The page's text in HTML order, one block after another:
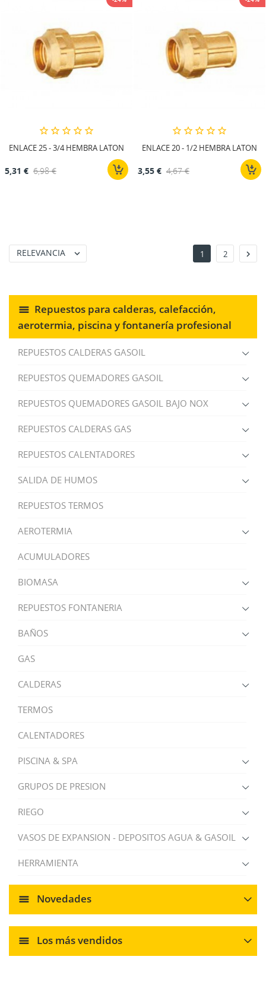
Repuestos para calderas, calefacción,
aerotermia, piscina y fontanería profesional
REPUESTOS CALDERAS GASOIL
REPUESTOS QUEMADORES GASOIL
REPUESTOS QUEMADORES GASOIL BAJO NOX
REPUESTOS CALDERAS GAS
REPUESTOS CALENTADORES
SALIDA DE HUMOS
REPUESTOS TERMOS
AEROTERMIA
ACUMULADORES
BIOMASA
REPUESTOS FONTANERIA
BAÑOS
GAS
CALDERAS
TERMOS
CALENTADORES
PISCINA & SPA
GRUPOS DE PRESION
RIEGO
VASOS DE EXPANSION - DEPOSITOS AGUA & GASOIL
HERRAMIENTA
Novedades
Los más vendidos
ENLACE 25 - 3/4 HEMBRA LATON
5,31 € 6,98 €
ENLACE 20 - 1/2 HEMBRA LATON
3,55 € 4,67 €
RELEVANCIA  1 2 